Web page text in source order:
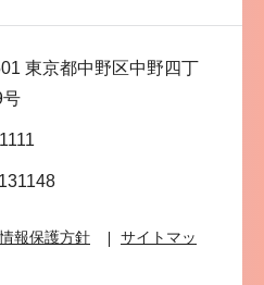
東京都中野区中野四丁
号
報保護方針 サイトマッ